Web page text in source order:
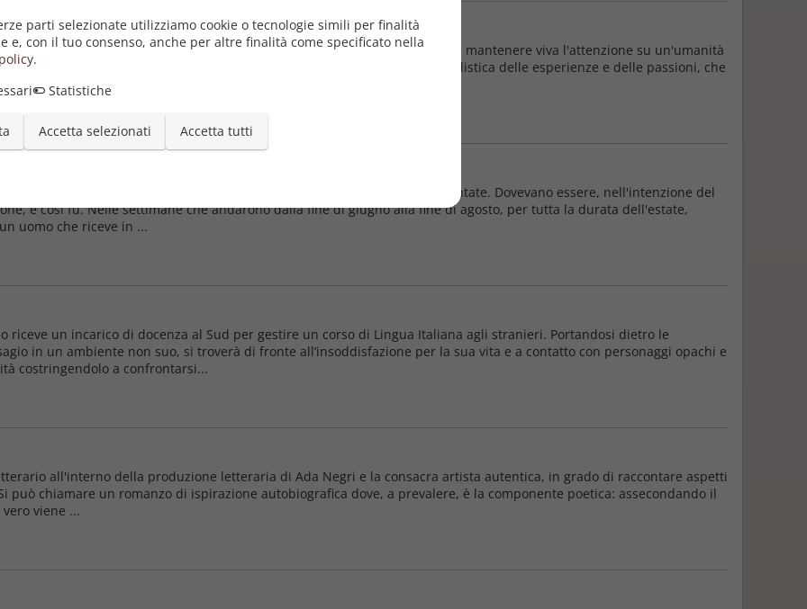
in epoche e luoghi diversi,ma tutte in grado di pungolare le coscienze e di mantenere viva l'attenzione su un'umanità
nel volume è il sentimento della realtà, una rappresentazione realistica delle esperienze e delle passioni, che
che trova ...
“Il Corsivo”, che mi aveva commissionato 3 storie, di cui due a puntate. Dovevano essere, nell'intenzione del
e così fu. Nelle settimane che andarono dalla fine di giugno alla fine di agosto, per tutta la durata dell'estate,
uomo che riceve in ...
riceve un incarico di docenza al Sud per gestire un corso di Lingua Italiana agli stranieri. Portandosi dietro le
in un ambiente non suo, si troverà di fronte all’insoddisfazione per la sua vita e a contatto con personaggi opachi e
costringendolo a confrontarsi...
all'interno della produzione letteraria di Ada Negri e la consacra artista autentica, in grado di raccontare aspetti
chiamare un romanzo di ispirazione autobiografica dove, a prevalere, è la componente poetica: assecondando il
viene ...
parti selezionate utilizziamo cookie o tecnologie simili per finalità
e, con il tuo consenso, anche per altre finalità come specificato nella
.
Statistiche
Accetta selezionati Accetta tutti